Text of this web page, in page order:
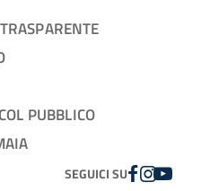
PUBBLICO
SEGUICI SUFACEBOOK
INSTAGRAM
YOUTUBE